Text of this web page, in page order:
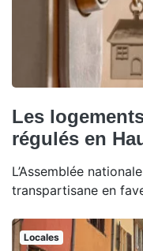
Les
régulés en
L’Assemblée
transpartisane en
Locales